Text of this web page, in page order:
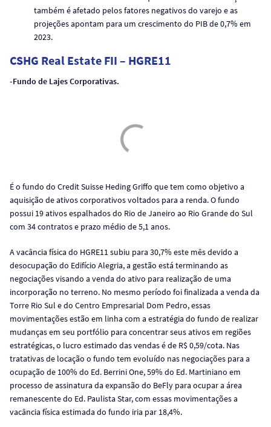
também é afetado pelos fatores negativos do varejo e as
projeções apontam para um crescimento do PIB de 0,7% em
2023.
CSHG Real Estate FII – HGRE11
-Fundo de Lajes Corporativas.
É o fundo do Credit Suisse Heding Griffo que tem como objetivo a
aquisição de ativos corporativos voltados para a renda. O fundo
possui 19 ativosespalhados do Rio de Janeiro ao Rio Grande do Sul
com 34 contratos e prazo médio de 5,1 anos.
A vacância física do HGRE11 subiu para 30,7% este mês devido a
desocupação do Edifício Alegria, a gestão está terminando as
negociações visando a venda do ativo para realização de uma
incorporação no terreno. No mesmo período foi finalizada a venda da
Torre Rio Sul e do Centro Empresarial Dom Pedro, essas
movimentações estão em linha com a estratégia do fundo de realizar
mudanças em seu portfólio para concentrar seus ativos em regiões
estratégicas, o lucro estimado das vendas é de R$ 0,59/cota. Nas
tratativas de locação o fundo tem evoluído nas negociações para a
ocupação de 100% do Ed. Berrini One, 59% do Ed. Martiniano em
processo de assinatura da expansão do BeFly para ocupar a área
remanescente do Ed. Paulista Star, com essas movimentações a
vacância física estimada do fundo iria par 18,4%.